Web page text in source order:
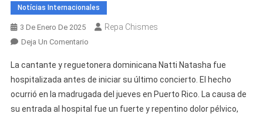
Notícias Internacionales
3 De Enero De 2025 Repa Chismes
Deja Un ComentarioEn
Natasha
Ingresa
En
Emergencias
La cantante y reguetonera dominicana Natti Natasha fue
hospitalizada antes de iniciar su último concierto. El hecho
ocurrió en la madrugada del jueves en Puerto Rico. La causa de
su entrada al hospital fue un fuerte y repentino dolor pélvico,